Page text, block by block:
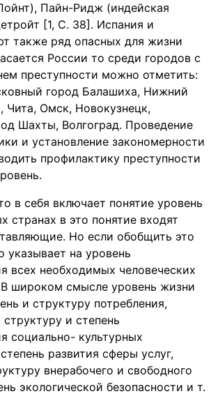
Пайн-Ридж (индейская
[1, С. 38]. Испания и
также ряд опасных для жизни
России то среди городов с
преступности можно отметить:
город Балашиха, Нижний
Чита, Омск, Новокузнецк,
Шахты, Волгоград. Проведение
и установление закономерности
профилактику преступности
в себя включает понятие уровень
странах в это понятие входят
Но если обобщить это
указывает на уровень
всех необходимых человеческих
В широком смысле уровень жизни
и структуру потребления,
и степень
социально- культурных
развития сферы услуг,
внерабочего и свободного
экологической безопасности и т.